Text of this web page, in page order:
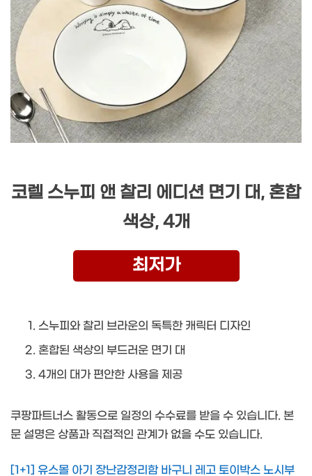
코렐 스누피 앤 찰리 에디션 면기 대, 혼합
색상, 4개
최저가
스누피와 찰리 브라운의 독특한 캐릭터 디자인
혼합된 색상의 부드러운 면기 대
4개의 대가 편안한 사용을 제공
쿠팡파트너스 활동으로 일정의 수수료를 받을 수 있습니다. 본
문 설명은 상품과 직접적인 관계가 없을 수도 있습니다.
[1+1] 유스몰 아기 장난감정리함 바구니 레고 토이박스 노시부